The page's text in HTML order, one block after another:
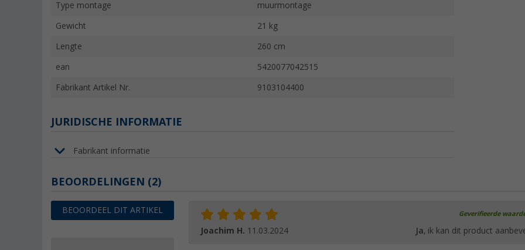
Type montage muurmontage
Gewicht 21 kg
Lengte 260 cm
ean 5420077042515
Fabrikant Artikel Nr. 9103104400
JURIDISCHE INFORMATIE
Fabrikant informatie
BEOORDELINGEN (2)
BEOORDEEL DIT ARTIKEL Geverifieerde
Joachim H. 11.03.2024 Ja, ik kan dit product